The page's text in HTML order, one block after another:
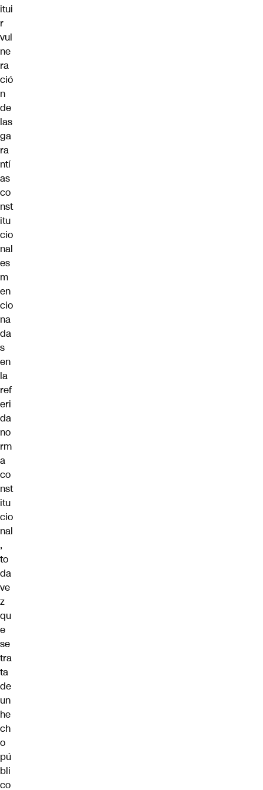
itui
r
vul
ne
ra
ció
n
de
las
ga
ra
ntí
as
co
nst
itu
cio
nal
es
m
en
cio
na
da
s
en
la
ref
eri
da
no
rm
a
co
nst
itu
cio
nal
,
to
da
ve
z
qu
e
se
tra
ta
de
un
he
ch
o
pú
bli
co